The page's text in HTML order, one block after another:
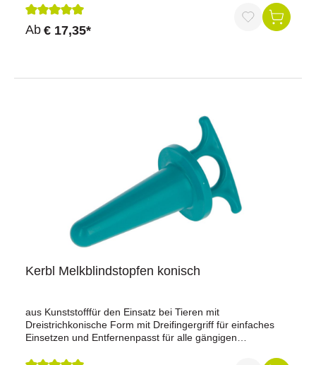
Hochrutschen des Zitzengummis an der Zitze. Das kann
dazu führen, dass das Viertel nur langsam oder gar nicht
mehr ausgemolken werden kann, weil der Milchkanal
effizientes Ausmelken ist möglich. Außerdem sind Sie bei
verletzten und schwer ausmelkbaren Vierteln nicht dazu
gezwungen, auf eine größere Zitzengummi-Öffnung bzw.
größeren Zitzengummi umzusteigen. Jung-Kühe profitieren
in Fällen von Euter-Ödemen insofern davon, als dass man
sie auf allen vier Zitzen ausmelken kann.
Durchschnittliche Bewertung von 5 von 5 Sternen
Ab € 17,35*
Kerbl Melkblindstopfen konisch
aus Kunststofffür den Einsatz bei Tieren mit
Dreistrichkonische Form mit Dreifingergriff für einfaches
Einsetzen und Entfernenpasst für alle gängigen